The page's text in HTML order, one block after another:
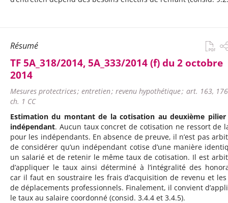
Résumé
TF 5A_318/2014, 5A_333/2014 (f) du 2 octobre
2014
Mesures protectrices ; entretien ; revenu hypothétique ; art. 163,
ch. 1 CC
Estimation du montant de la cotisation au deuxième pilier
indépendant. Aucun taux concret de cotisation ne ressort de
pour les indépendants. En absence de preuve, il n’est pas
de considérer qu’un indépendant cotise d’une manière
un salarié et de retenir le même taux de cotisation. Il est
d’appliquer le taux ainsi déterminé à l’intégralité des
car il faut en soustraire les frais d’acquisition de revenu et
de déplacements professionnels. Finalement, il convient
le taux au salaire coordonné (consid. 3.4.4 et 3.4.5).